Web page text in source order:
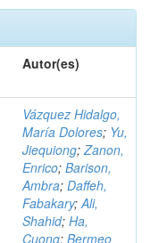
Autor(es)
Vázquez Hidalgo,
María Dolores; Yu,
Jiequiong;Zanon,
Enrico; Barison,
Ambra; Daffeh,
Fabakary;Ali,
Shahid; Ha,
Cuong; Bermeo